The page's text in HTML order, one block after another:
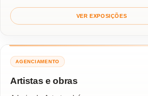
VER EXPOSIÇÕES
AGENCIAMENTO
Artistas e obras